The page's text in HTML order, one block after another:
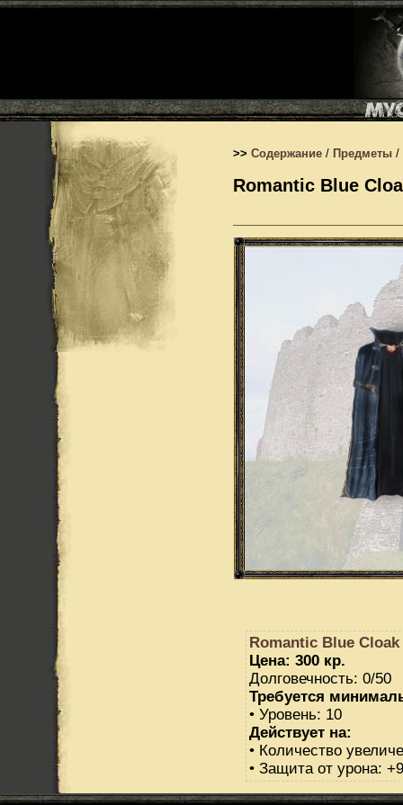
>> Содержание / Предметы /
Romantic Blue
Romantic Blue Cloak
Цена: 300 кр.
Долговечность: 0/50
Требуется
• Уровень: 10
Действует на:
• Количество
• Защита от урона: +9